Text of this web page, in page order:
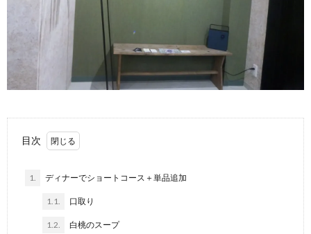
目次
1. ディナーでショートコース＋単品追加
1.1. 口取り
1.2. 白桃のスープ